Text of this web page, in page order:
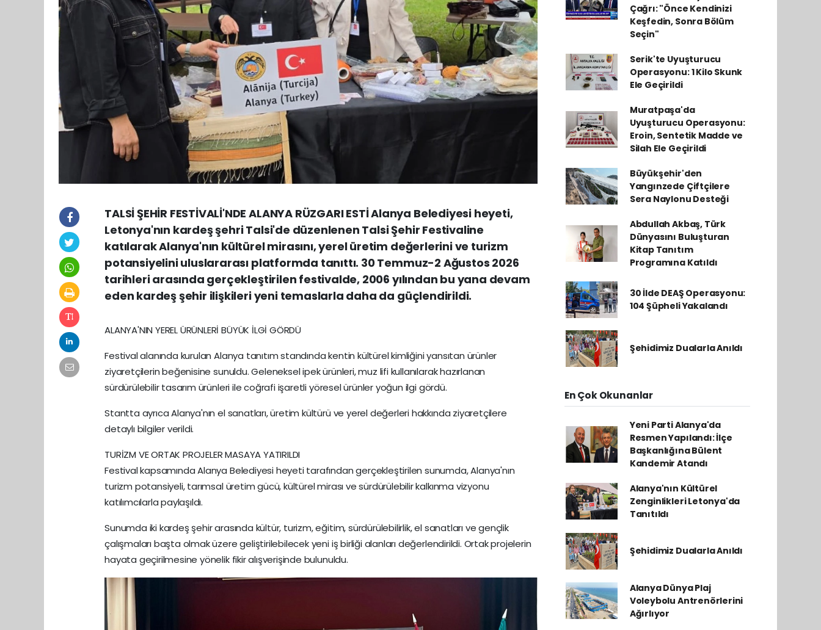
TALSİ ŞEHİR FESTİVALİ'NDE ALANYA RÜZGARI ESTİ Alanya Belediyesi heyeti,
Letonya'nın kardeş şehri Talsi'de düzenlenen Talsi Şehir Festivaline
katılarak Alanya'nın kültürel mirasını, yerel üretim değerlerini ve turizm
potansiyelini uluslararası platformda tanıttı. 30 Temmuz-2 Ağustos 2026
tarihleri arasında gerçekleştirilen festivalde, 2006 yılından bu yana devam
eden kardeş şehir ilişkileri yeni temaslarla daha da güçlendirildi.
ALANYA'NIN YEREL ÜRÜNLERİ BÜYÜK İLGİ GÖRDÜ
Festival alanında kurulan Alanya tanıtım standında kentin kültürel kimliğini yansıtan ürünler
ziyaretçilerin beğenisine sunuldu. Geleneksel ipek ürünleri, muz lifi kullanılarak hazırlanan
sürdürülebilir tasarım ürünleri ile coğrafi işaretli yöresel ürünler yoğun ilgi gördü.
Stantta ayrıca Alanya'nın el sanatları, üretim kültürü ve yerel değerleri hakkında ziyaretçilere
detaylı bilgiler verildi.
TURİZM VE ORTAK PROJELER MASAYA YATIRILDI
Festival kapsamında Alanya Belediyesi heyeti tarafından gerçekleştirilen sunumda, Alanya'nın
turizm potansiyeli, tarımsal üretim gücü, kültürel mirası ve sürdürülebilir kalkınma vizyonu
katılımcılarla paylaşıldı.
Sunumda iki kardeş şehir arasında kültür, turizm, eğitim, sürdürülebilirlik, el sanatları ve gençlik
çalışmaları başta olmak üzere geliştirilebilecek yeni iş birliği alanları değerlendirildi. Ortak projelerin
hayata geçirilmesine yönelik fikir alışverişinde bulunuldu.
Çağrı: "Önce Kendinizi
Keşfedin, Sonra Bölüm
Seçin"
Serik'te Uyuşturucu
Operasyonu: 1 Kilo Skunk
Ele Geçirildi
Muratpaşa'da
Uyuşturucu Operasyonu:
Eroin, Sentetik Madde ve
Silah Ele Geçirildi
Büyükşehir'den
Yangınzede Çiftçilere
Sera Naylonu Desteği
Abdullah Akbaş, Türk
Dünyasını Buluşturan
Kitap Tanıtım
Programına Katıldı
30 İlde DEAŞ Operasyonu:
104 Şüpheli Yakalandı
Şehidimiz Dualarla Anıldı
En Çok Okunanlar
Yeni Parti Alanya'da
Resmen Yapılandı: İlçe
Başkanlığına Bülent
Kandemir Atandı
Alanya'nın Kültürel
Zenginlikleri Letonya'da
Tanıtıldı
Şehidimiz Dualarla Anıldı
Alanya Dünya Plaj
Voleybolu Antrenörlerini
Ağırlıyor